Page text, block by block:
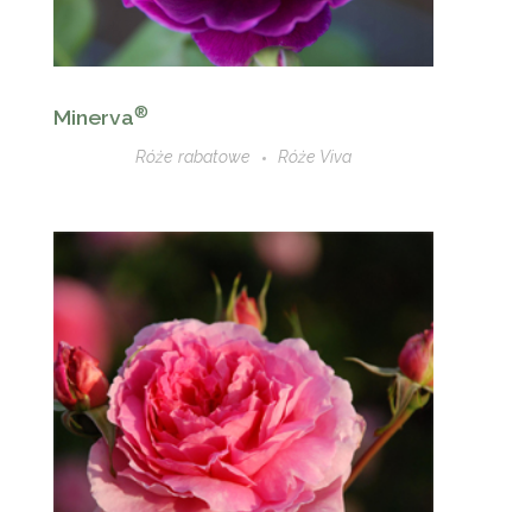
Minerva®
Róże rabatowe Róże Viva